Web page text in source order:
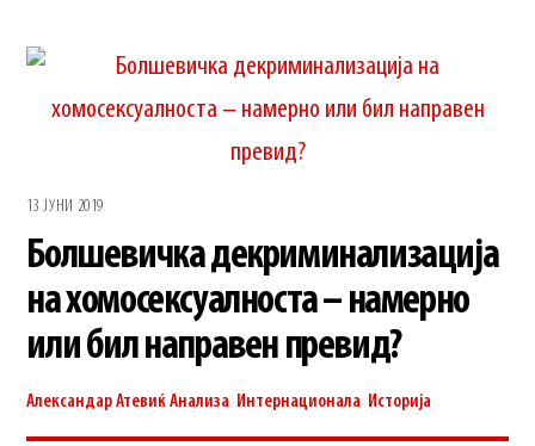
13 ЈУНИ 2019
Болшевичка декриминализација
на хомосексуалноста – намерно
или бил направен превид?
Александар Атевиќ Анализа Интернационала Историја